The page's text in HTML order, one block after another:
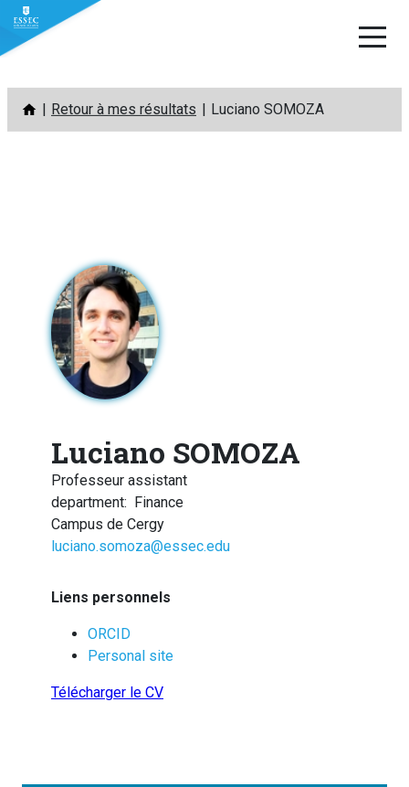
Aller
contenu
Retour à mes résultats Luciano SOMOZA
Luciano SOMOZA
Professeur assistant
department: Finance
Campus de Cergy
luciano.somoza@essec.edu
Liens personnels
ORCID
Personal site
Télécharger le CV